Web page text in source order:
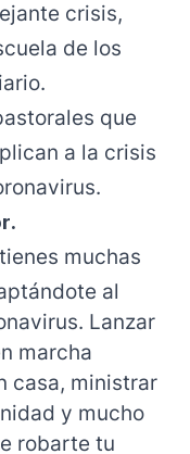
crisis,
de los
que
a la crisis
muchas
al
Lanzar
marcha
casa, ministrar
y mucho
robarte tu